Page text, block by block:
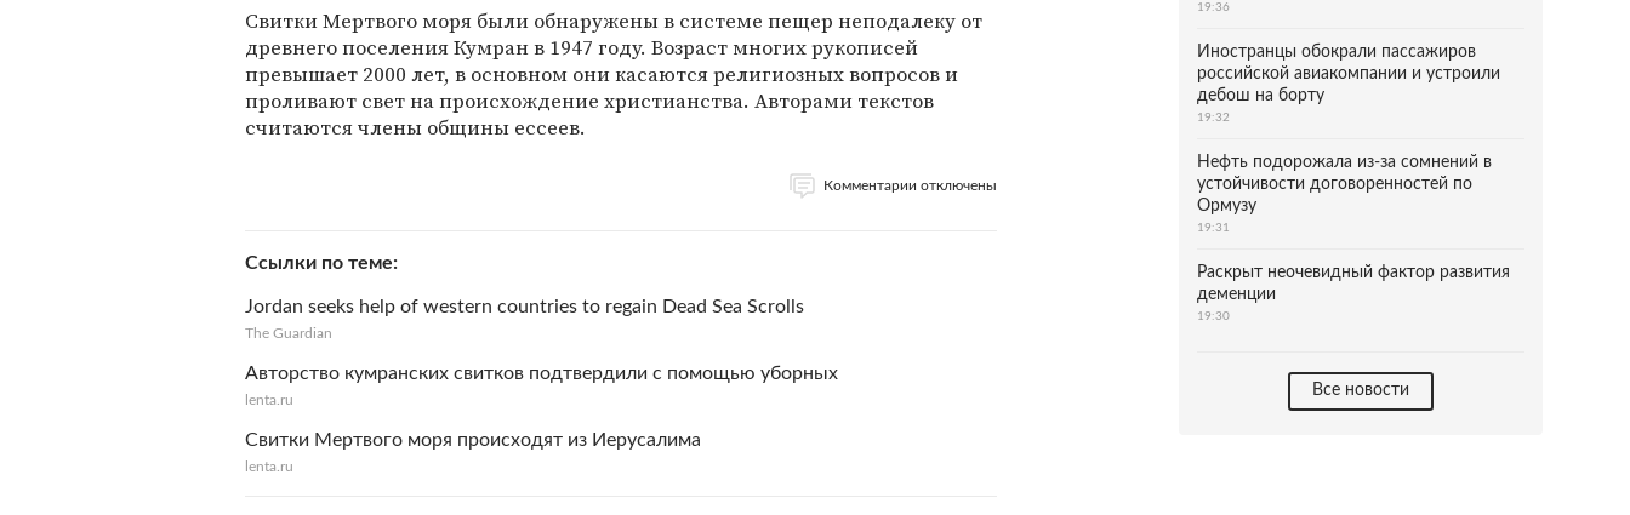
Свитки Мертвого моря были обнаружены в системе пещер неподалеку от
древнего поселения Кумран в 1947 году. Возраст многих рукописей
превышает 2000 лет, в основном они касаются религиозных вопросов и
проливают свет на происхождение христианства. Авторами текстов
считаются члены общины ессеев.
Комментарии отключены
Ссылки по теме
Jordan seeks help of western countries to regain Dead Sea Scrolls
The Guardian
Авторство кумранских свитков подтвердили с помощью уборных
lenta.ru
Свитки Мертвого моря происходят из Иерусалима
lenta.ru
19:36
Иностранцы обокрали пассажиров
российской авиакомпании и устроили
дебош на борту
19:32
Нефть подорожала из-за сомнений в
устойчивости договоренностей по
Ормузу
19:31
Раскрыт неочевидный фактор развития
деменции
19:30
Все новости